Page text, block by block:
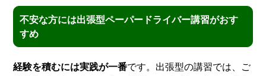
不安な方には出張型ペーパードライバー講習がおす
すめ
経験を積むには実践が一番です。出張型の講習では、ご